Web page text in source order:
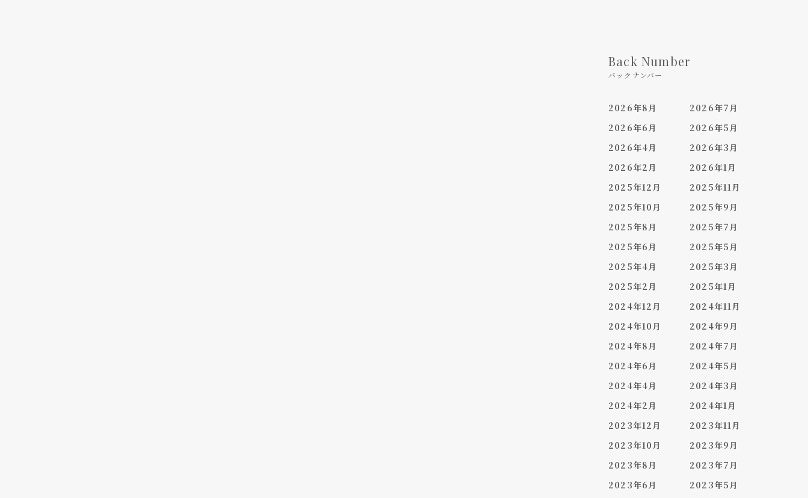
Back Number
バックナンバー
2026年8月
2026年7月
2026年6月
2026年5月
2026年4月
2026年3月
2026年2月
2026年1月
2025年12月
2025年11月
2025年10月
2025年9月
2025年8月
2025年7月
2025年6月
2025年5月
2025年4月
2025年3月
2025年2月
2025年1月
2024年12月
2024年11月
2024年10月
2024年9月
2024年8月
2024年7月
2024年6月
2024年5月
2024年4月
2024年3月
2024年2月
2024年1月
2023年12月
2023年11月
2023年10月
2023年9月
2023年8月
2023年7月
2023年6月
2023年5月